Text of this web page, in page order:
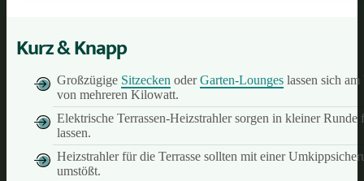
Kurz & Knapp
Großzügige Sitzecken oderGarten-Lounges lassen sich
von mehreren Kilowatt.
Elektrische Terrassen-Heizstrahler sorgen in kleiner
lassen.
Heizstrahler für die Terrasse sollten mit einer
umstößt.